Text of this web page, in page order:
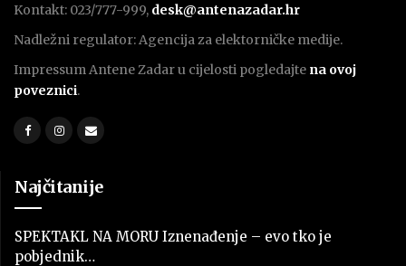
Kontakt: 023/777-999, desk@antenazadar.hr
Nadležni regulator: Agencija za elektorničke medije.
Impressum Antene Zadar u cijelosti pogledajte na ovoj
poveznici.
Najčitanije
SPEKTAKL NA MORU Iznenađenje – evo tko je
pobjednik…